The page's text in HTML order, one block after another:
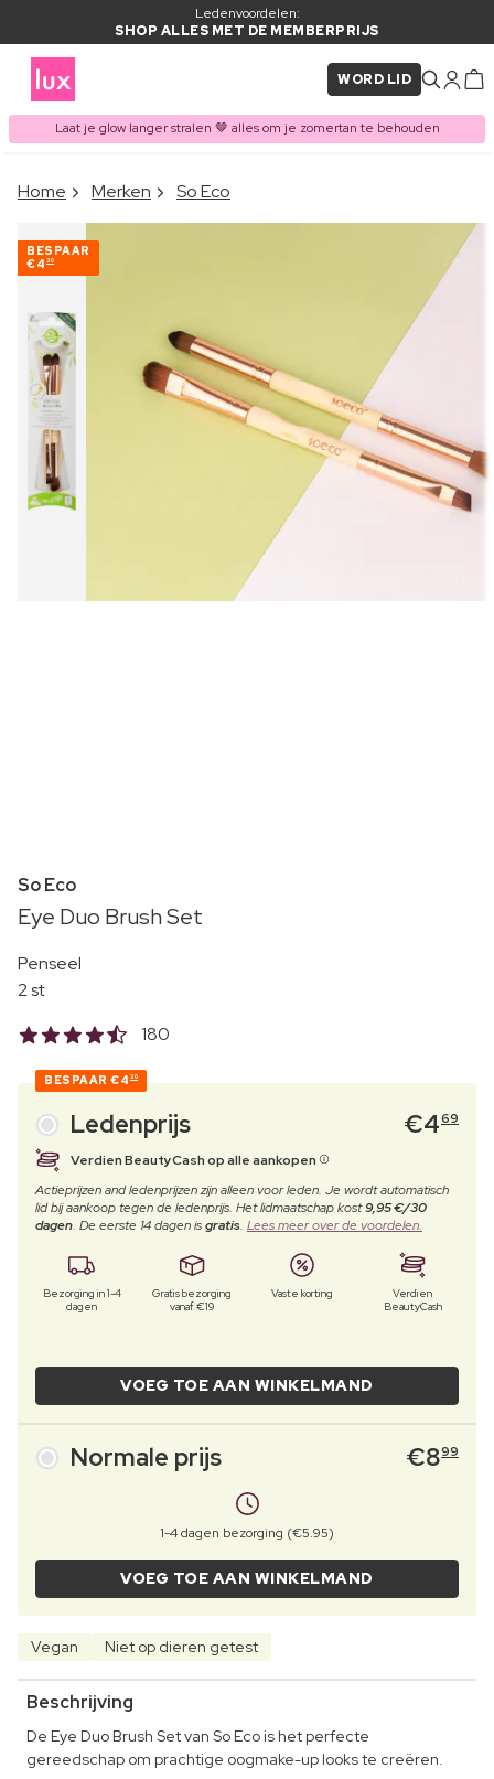
Ledenvoordelen:
SHOP ALLES MET DE MEMBERPRIJS
WORD LID
Laat je glow langer stralen 🤎 alles om je zomertan te behouden
ITEM TOEGEVOEGD AAN
WINKELMAND
Home Merken So Eco
BESPAAR
€4 30
So Eco
Eye Duo Brush Set
Penseel
2 st
180
BESPAAR €4 30
Ledenprijs €469
Verdien BeautyCash op alle aankopen
Actieprijzen and ledenprijzen zijn alleen voor leden. Je wordt automatisch
lid bij aankoop tegen de ledenprijs. Het lidmaatschap kost9,95 €/30
dagen. De eerste 14 dagen isgratis. Lees meer over de voordelen.
Bezorging in 1-4
dagen
Gratis bezorging
vanaf €19
Vaste korting
Verdien
BeautyCash
VOEG TOE AAN WINKELMAND
Normale prijs €899
1-4 dagen bezorging (€5.95)
VOEG TOE AAN WINKELMAND
Vegan Niet op dieren getest
Beschrijving
De Eye Duo Brush Set van So Eco is het perfecte
gereedschap om prachtige oogmake-up looks te creëren.